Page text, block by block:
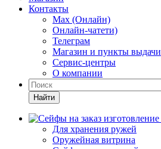
Контакты
Max (Онлайн)
Онлайн-чатети)
Телеграм
Магазин и пункты выдачи
Сервис-центры
О компании
Найти
Для хранения ружей
Оружейная витрина